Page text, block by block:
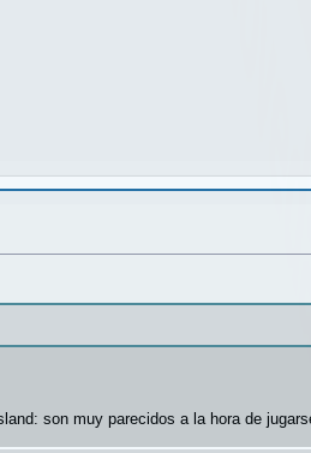
son muy parecidos a la hora de